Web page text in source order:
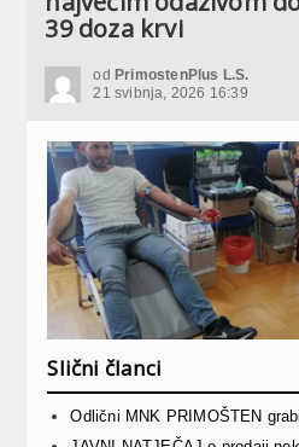
39 doza krvi
od PrimostenPlus L.S.
21 svibnja, 2026 16:39
Slični članci
Odlični MNK PRIMOŠTEN